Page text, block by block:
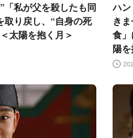
「私が父を殺したも同
取り戻し、“自身の死
太陽を抱く月＞
ハ
き
食
陽